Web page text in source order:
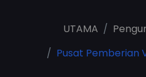
UTAMA
Pusat Pemberian